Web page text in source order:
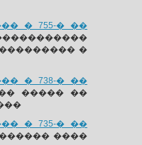
� 755-� ��
�
� 738-� ��
����� ��
� 735-� ��
����